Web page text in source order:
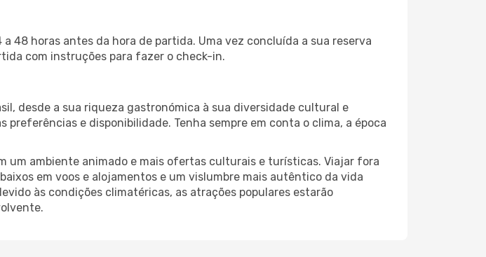
48 horas antes da hora de partida. Uma vez concluída a sua reserva
com instruções para fazer o check-in.
desde a sua riqueza gastronómica à sua diversidade cultural e
e disponibilidade. Tenha sempre em conta o clima, a época
um ambiente animado e mais ofertas culturais e turísticas. Viajar fora
em voos e alojamentos e um vislumbre mais autêntico da vida
às condições climatéricas, as atrações populares estarão